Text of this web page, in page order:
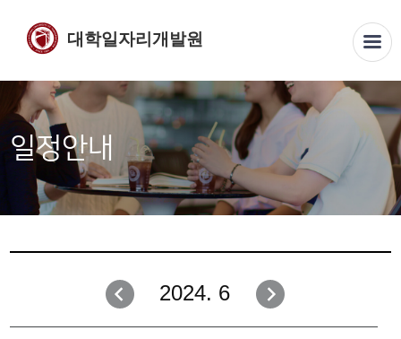
대학일자리개발원
일정안내
2024. 6